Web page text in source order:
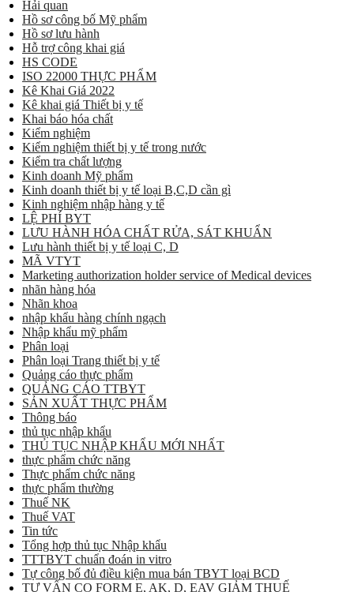
Hải quan
Hồ sơ công bố Mỹ phẩm
Hồ sơ lưu hành
Hỗ trợ công khai giá
HS CODE
ISO 22000 THỰC PHẨM
Kê Khai Giá 2022
Kê khai giá Thiết bị y tế
Khai báo hóa chất
Kiểm nghiệm
Kiểm nghiệm thiết bị y tế trong nước
Kiểm tra chất lượng
Kinh doanh Mỹ phẩm
Kinh doanh thiết bị y tế loại B,C,D cần gì
Kinh nghiệm nhập hàng y tế
LỆ PHÍ BYT
LƯU HÀNH HÓA CHẤT RỬA, SÁT KHUẨN
Lưu hành thiết bị y tế loại C, D
MÃ VTYT
Marketing authorization holder service of Medical devices
nhãn hàng hóa
Nhãn khoa
nhập khẩu hàng chính ngạch
Nhập khẩu mỹ phẩm
Phân loại
Phân loại Trang thiết bị y tế
Quảng cáo thực phẩm
QUẢNG CÁO TTBYT
SẢN XUẤT THỰC PHẨM
Thông báo
thủ tục nhập khẩu
THỦ TỤC NHẬP KHẨU MỚI NHẤT
thực phẩm chức năng
Thực phẩm chức năng
thực phẩm thường
Thuế NK
Thuế VAT
Tin tức
Tổng hợp thủ tục Nhập khẩu
TTTBYT chuẩn đoán in vitro
Tự công bố đủ điều kiện mua bán TBYT loại BCD
TƯ VẤN CO FORM E, AK, D, EAV GIẢM THUẾ